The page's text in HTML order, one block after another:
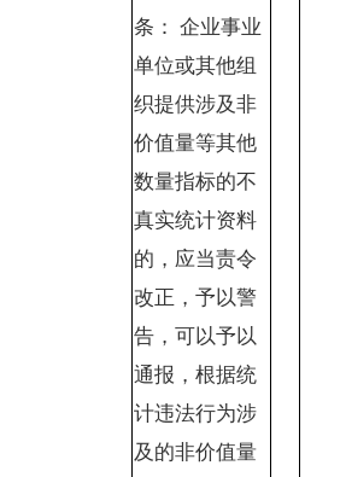
条： 企业事业
单位或其他组
织提供涉及非
价值量等其他
数量指标的不
真实统计资料
的，应当责令
改正，予以警
告，可以予以
通报，根据统
计违法行为涉
及的非价值量